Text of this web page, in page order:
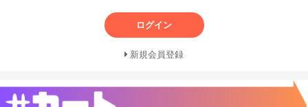
ログイン
新規会員登録